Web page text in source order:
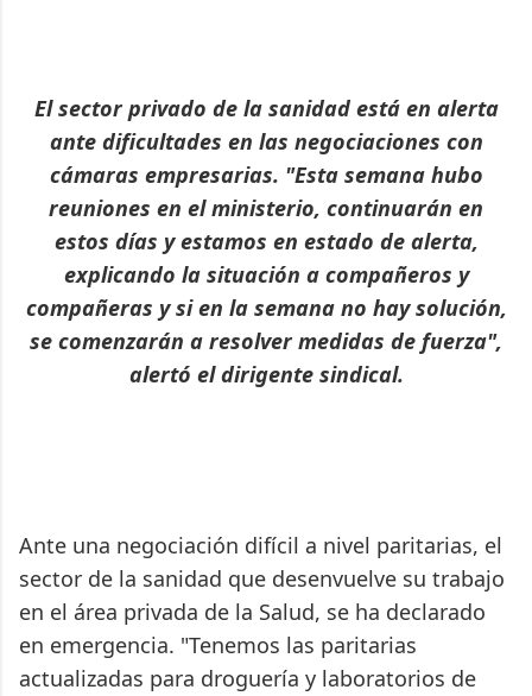
El sector privado de la sanidad está en alerta
ante dificultades en las negociaciones con
cámaras empresarias. "Esta semana hubo
reuniones en el ministerio, continuarán en
estos días y estamos en estado de alerta,
explicando la situación a compañeros y
compañeras y si en la semana no hay solución,
se comenzarán a resolver medidas de fuerza",
alertó el dirigente sindical.
Ante una negociación difícil a nivel paritarias, el
sector de la sanidad que desenvuelve su trabajo
en el área privada de la Salud, se ha declarado
en emergencia. "Tenemos las paritarias
actualizadas para droguería y laboratorios de